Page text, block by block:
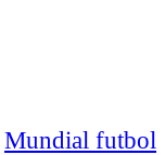
Mundial futbol